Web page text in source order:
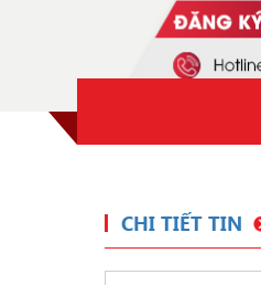
CHI TIẾT TIN